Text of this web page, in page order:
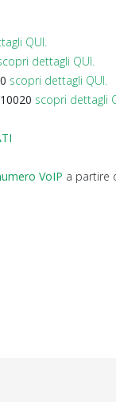
QUI.
dettagli QUI.
scopri dettagli QUI.
scopri dettagli
VoIP a partire